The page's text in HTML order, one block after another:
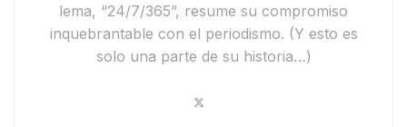
lema, “24/7/365”, resume su compromiso
inquebrantable con el periodismo. (Y esto es
solo una parte de su historia…)